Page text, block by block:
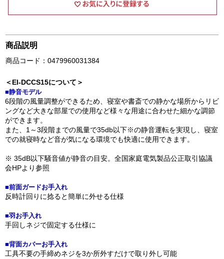
商品説明
商品コード：0479960031384
＜EI-DCCS15について＞
■静音モデル
6段階の風量調整ができるため、寝室や書斎での静かな場所からリビ
ングなど大きな部屋での使用など様々な用途に合わせた細かな調節
ができます。
また、1～3段階までの風量で35db以下※の静音運転を実現し、寝室
での就寝時など音が気になる環境でも快適に使用できます。
※ 35dB以下騒音値が静音の目安。全国家庭電気製品公正取引協議
会HPより参照
■前面ガードお手入れ
反時計回りに捻ると簡単に外せる仕様
■羽お手入れ
手回しネジで固定する仕様に
■背面カバーお手入れ
工具不要の手締めネジを3か所外すだけで取り外し可能